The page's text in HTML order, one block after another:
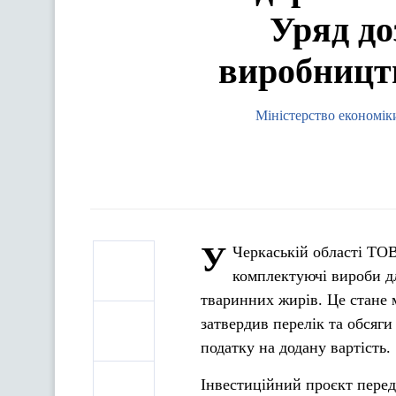
Уряд
Міністерство
У Черкаській області
комплектуючі вироби
тваринних жирів. Це стане
затвердив перелік та
податку на додану вартість.
Інвестиційний проєкт